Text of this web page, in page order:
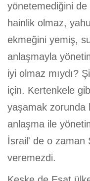
yönetemediğini
hainlik olmaz,
ekmeğini yemiş,
anlaşmayla
iyi olmaz mıydı?
için. Kertenkele
yaşamak
anlaşma ile
İsrail' de o zaman
veremezdi.